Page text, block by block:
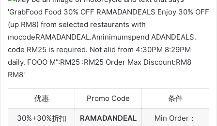
优惠 Promo Code 条件
30%+30%折扣 RAMADANDEAL Min Order：